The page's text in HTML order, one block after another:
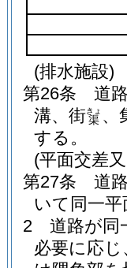
(排水施設)
第26条
道
溝、街渠
きょ 、
する。
(平面交差
第27条
道
いて同一
2
道路が同
必要に応